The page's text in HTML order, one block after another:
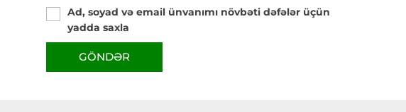
Ad, soyad və email ünvanımı növbəti dəfələr üçün
yadda saxla
GÖNDƏR